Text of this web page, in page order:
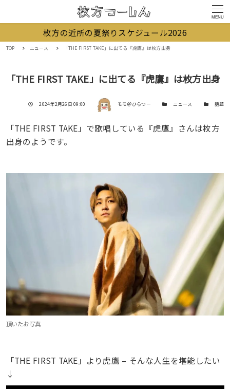
MENU
枚方の近所の夏祭りスケジュール2026
TOP ニュース 「THE FIRST TAKE」に出てる『虎鷹』は枚方出身
「THE FIRST TAKE」に出てる『虎鷹』は枚方出身
投稿日
2024年2月26日 09:00 著者 モモ＠ひらつー カテゴリー
ニュース カテゴリー
話題
「THE FIRST TAKE」で歌唱している『虎鷹』さんは枚方
出身のようです。
頂いたお写真
「THE FIRST TAKE」より虎鷹 – そんな人生を堪能したい
↓